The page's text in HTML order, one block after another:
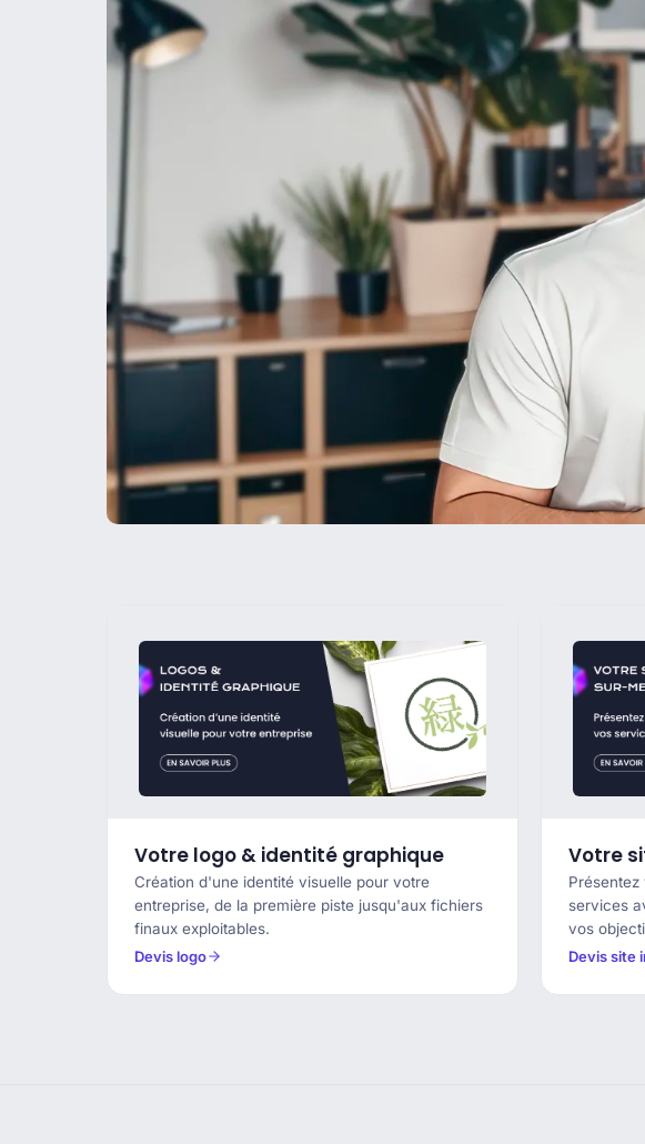
Votre logo & identité graphique
Création d'une identité visuelle pour votre
entreprise, de la première piste jusqu'aux fichiers
finaux exploitables.
Devis logo
Votre
services
vos
Devis site